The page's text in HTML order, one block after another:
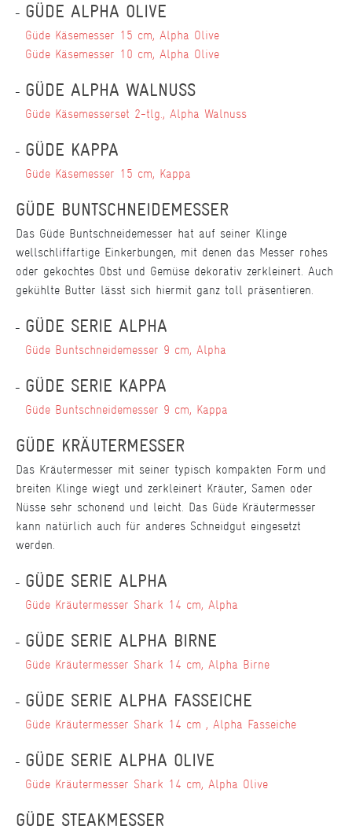
GÜDE ALPHA OLIVE
Güde Käsemesser 15 cm, Alpha Olive
Güde Käsemesser 10 cm, Alpha Olive
GÜDE ALPHA WALNUSS
Güde Käsemesserset 2-tlg., Alpha Walnuss
GÜDE KAPPA
Güde Käsemesser 15 cm, Kappa
GÜDE BUNTSCHNEIDEMESSER
Das Güde Buntschneidemesser hat auf seiner Klinge
wellschliffartige Einkerbungen, mit denen das Messer rohes
oder gekochtes Obst und Gemüse dekorativ zerkleinert. Auch
gekühlte Butter lässt sich hiermit ganz toll präsentieren.
GÜDE SERIE ALPHA
Güde Buntschneidemesser 9 cm, Alpha
GÜDE SERIE KAPPA
Güde Buntschneidemesser 9 cm, Kappa
GÜDE KRÄUTERMESSER
Das Kräutermesser mit seiner typisch kompakten Form und
breiten Klinge wiegt und zerkleinert Kräuter, Samen oder
Nüsse sehr schonend und leicht. Das Güde Kräutermesser
kann natürlich auch für anderes Schneidgut eingesetzt
werden.
GÜDE SERIE ALPHA
Güde Kräutermesser Shark 14 cm, Alpha
GÜDE SERIE ALPHA BIRNE
Güde Kräutermesser Shark 14 cm, Alpha Birne
GÜDE SERIE ALPHA FASSEICHE
Güde Kräutermesser Shark 14 cm , Alpha Fasseiche
GÜDE SERIE ALPHA OLIVE
Güde Kräutermesser Shark 14 cm, Alpha Olive
GÜDE STEAKMESSER